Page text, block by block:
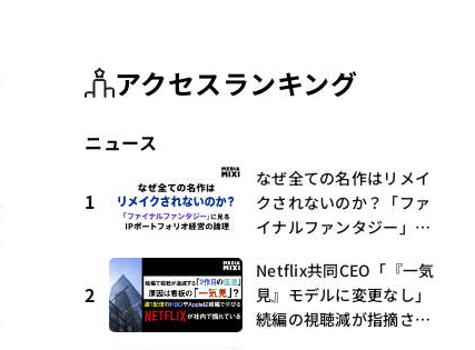
アクセスランキング
ニュース
1
なぜ全ての名作はリメイ
クされないのか？「ファ
イナルファンタジー」に
営の論理
2
Netflix共同CEO「『一気
見』モデルに変更なし」
続編の視聴減が指摘され